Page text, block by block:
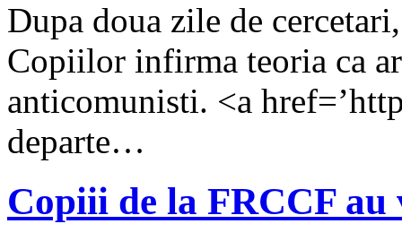
Dupa doua zile de
Copiilor infirma teoria ca
anticomunisti. <a
departe…
Copiii de la FRCCF